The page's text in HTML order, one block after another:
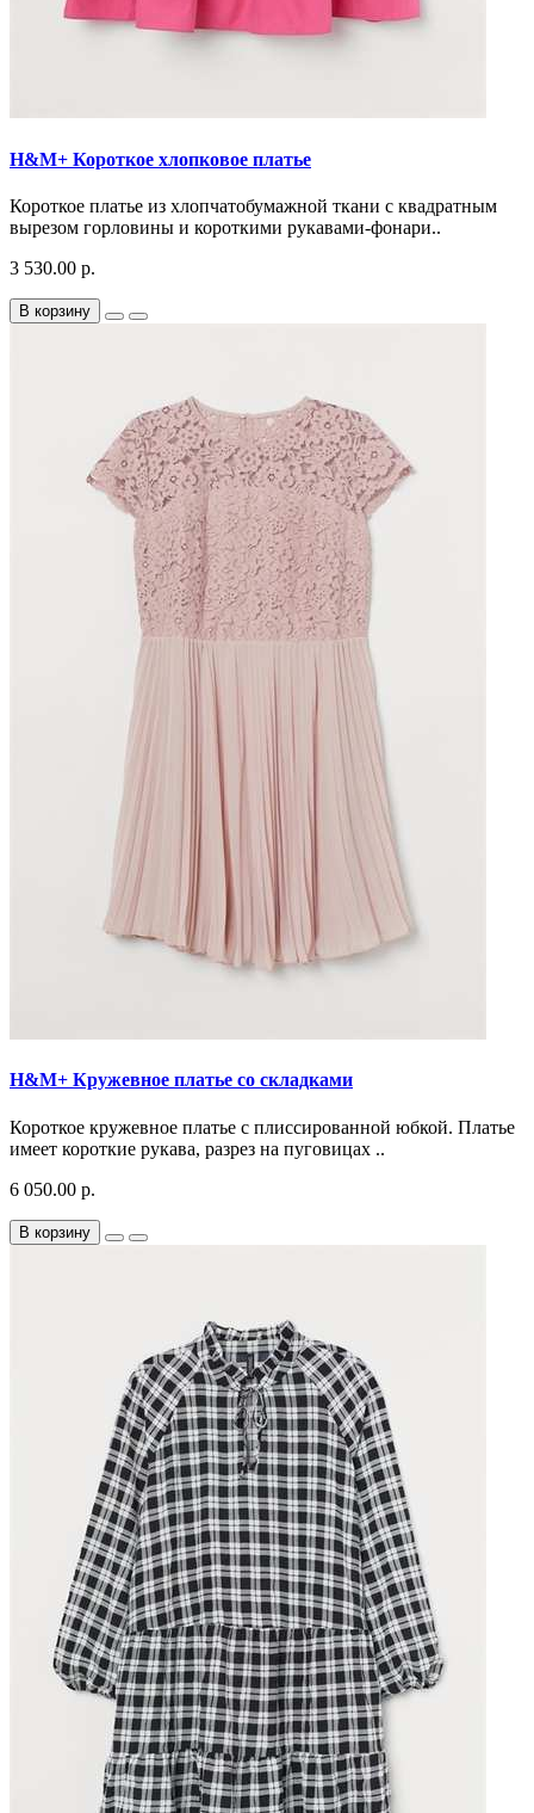
H&M+ Короткое хлопковое платье
Короткое платье из хлопчатобумажной ткани с квадратным
вырезом горловины и короткими рукавами-фонари..
3 530.00 р.
В корзину
H&M+ Кружевное платье со складками
Короткое кружевное платье с плиссированной юбкой. Платье
имеет короткие рукава, разрез на пуговицах ..
6 050.00 р.
В корзину